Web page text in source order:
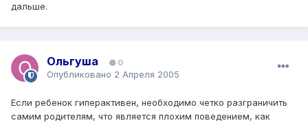
дальше.
Ольгуша 0
Опубликовано 2 Апреля 2005
Если ребенок гиперактивен, необходимо четко разграничить
самим родителям, что является плохим поведением, как